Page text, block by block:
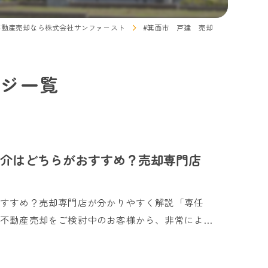
産売却なら株式会社サンファースト #箕面市 戸建 売却
一覧
はどちらがおすすめ？売却専門店
すめ？売却専門店が分かりやすく解説「専任
動産売却をご検討中のお客様から、非常によ…